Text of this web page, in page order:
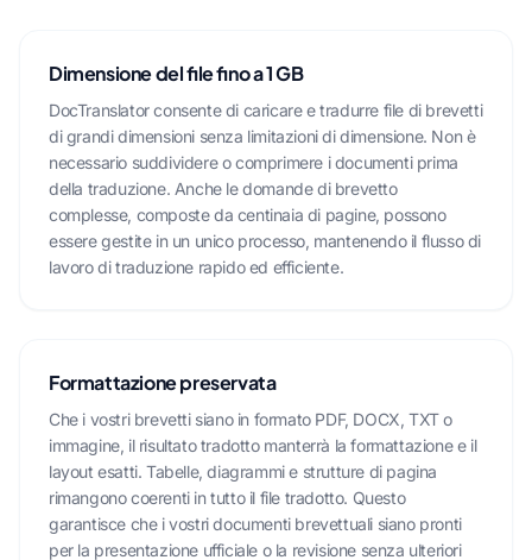
Dimensione del file fino a 1 GB
DocTranslator consente di caricare e tradurre file di brevetti
di grandi dimensioni senza limitazioni di dimensione. Non è
necessario suddividere o comprimere i documenti prima
della traduzione. Anche le domande di brevetto
complesse, composte da centinaia di pagine, possono
essere gestite in un unico processo, mantenendo il flusso di
lavoro di traduzione rapido ed efficiente.
Formattazione preservata
Che i vostri brevetti siano in formato PDF, DOCX, TXT o
immagine, il risultato tradotto manterrà la formattazione e il
layout esatti. Tabelle, diagrammi e strutture di pagina
rimangono coerenti in tutto il file tradotto. Questo
garantisce che i vostri documenti brevettuali siano pronti
per la presentazione ufficiale o la revisione senza ulteriori